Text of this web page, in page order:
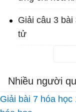
Giải câu 3
tử
Nhiều người
Giải bài 7 hóa